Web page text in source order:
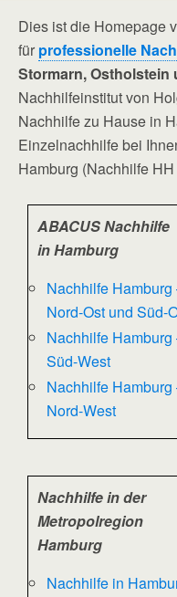
Dies ist die Homepage
für professionelle
Stormarn, Ostholstein
Nachhilfeinstitut von
Nachhilfe zu Hause in
Einzelnachhilfe bei
Hamburg (Nachhilfe
ABACUS Nachhilfe
in Hamburg
Nachhilfe Hamburg
Nord-Ost und Süd-
Nachhilfe Hamburg
Süd-West
Nachhilfe Hamburg
Nord-West
Nachhilfe in der
Metropolregion
Hamburg
Nachhilfe in